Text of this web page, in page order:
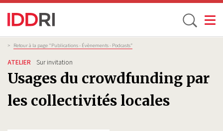
Aller
principal
Toggle
Fil
d'Ariane
> Retour à la page "Publications - Évènements - Podcasts”
ATELIER Sur invitation
Usages du crowdfunding par
les collectivités locales